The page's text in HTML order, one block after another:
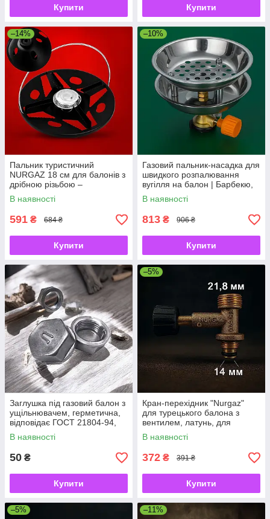
Купити Купити
–14%
Пальник туристичний
NURGAZ 18 см для балонів з
дрібною різьбою –
компактний, легкий, титанове
покриття
В наявності
591 ₴ 684 ₴
Купити
–10%
Газовий пальник-насадка для
швидкого розпалювання
вугілля на балон | Барбекю,
мангал, кемпінг, гриль
В наявності
813 ₴ 906 ₴
Купити
Заглушка під газовий балон з
ущільнювачем, герметична,
відповідає ГОСТ 21804-94,
тиск до 1,6 МПа
В наявності
50 ₴
Купити
–5%
Кран-перехідник "Nurgaz"
для турецького балона з
вентилем, латунь, для
плиток, пальників і редукторів
В наявності
372 ₴ 391 ₴
Купити
–5% –11%